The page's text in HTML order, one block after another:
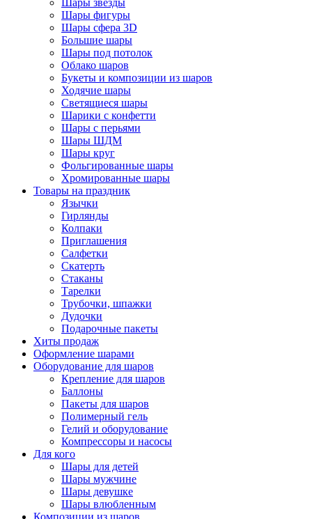
Шары звезды
Шары фигуры
Шары сфера 3D
Большие шары
Шары под потолок
Облако шаров
Букеты и композиции из шаров
Ходячие шары
Светящиеся шары
Шарики с конфетти
Шары с перьями
Шары ШДМ
Шары круг
Фольгированные шары
Хромированные шары
Товары на праздник
Язычки
Гирлянды
Колпаки
Приглашения
Салфетки
Скатерть
Стаканы
Тарелки
Трубочки, шпажки
Дудочки
Подарочные пакеты
Хиты продаж
Оформление шарами
Оборудование для шаров
Крепление для шаров
Баллоны
Пакеты для шаров
Полимерный гель
Гелий и оборудование
Компрессоры и насосы
Для кого
Шары для детей
Шары мужчине
Шары девушке
Шары влюбленным
Композиции из шаров